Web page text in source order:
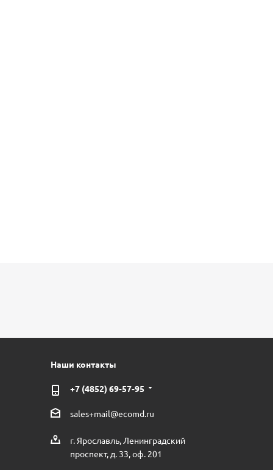
Наши контакты
+7 (4852) 69-57-95
sales+mail@ecomd.ru
г. Ярославль, Ленинградский
проспект, д. 33, оф. 201